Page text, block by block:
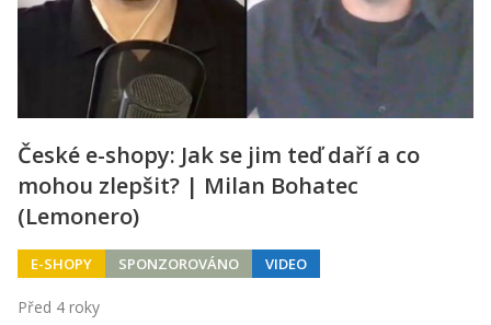
České e-shopy: Jak se jim teď daří a co
mohou zlepšit? | Milan Bohatec
(Lemonero)
E-SHOPY SPONZOROVÁNO VIDEO
Před 4 roky